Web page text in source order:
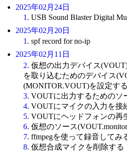
2025年02月24日
1 . USB Sound Blaster Digital
2025年02月20日
1 . spf record for no-ip
2025年02月11日
2. 仮想の出力デバイス
を取り込むためのデバイス
(MONITOR.VOUT)を設定する
3. VOUTに出力するためのソ
4. VOUTにマイクの入力を接
5. VOUTにヘッドフォンの再
6. 仮想のソース
7. ffmpegを使って録音してみ
8. 仮想合成マイクを削除する